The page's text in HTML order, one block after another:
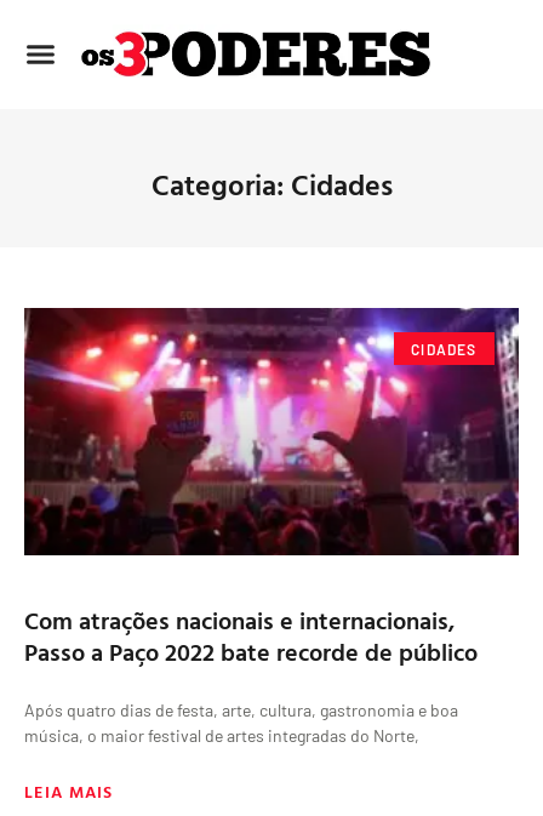
Categoria: Cidades
CIDADES
Com atrações nacionais e internacionais,
Passo a Paço 2022 bate recorde de público
Após quatro dias de festa, arte, cultura, gastronomia e boa
música, o maior festival de artes integradas do Norte,
LEIA MAIS